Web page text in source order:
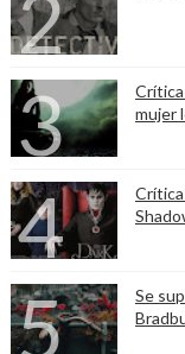
Crítica
mujer
Se